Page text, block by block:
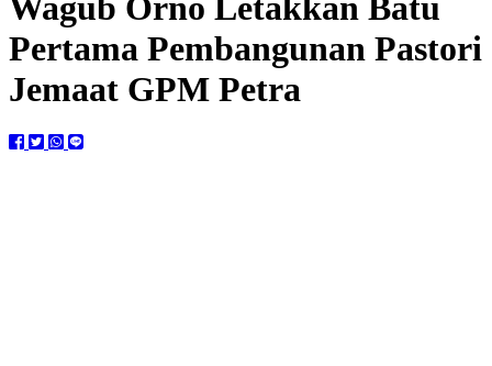
Pertama Pembangunan Pastori
Jemaat GPM Petra